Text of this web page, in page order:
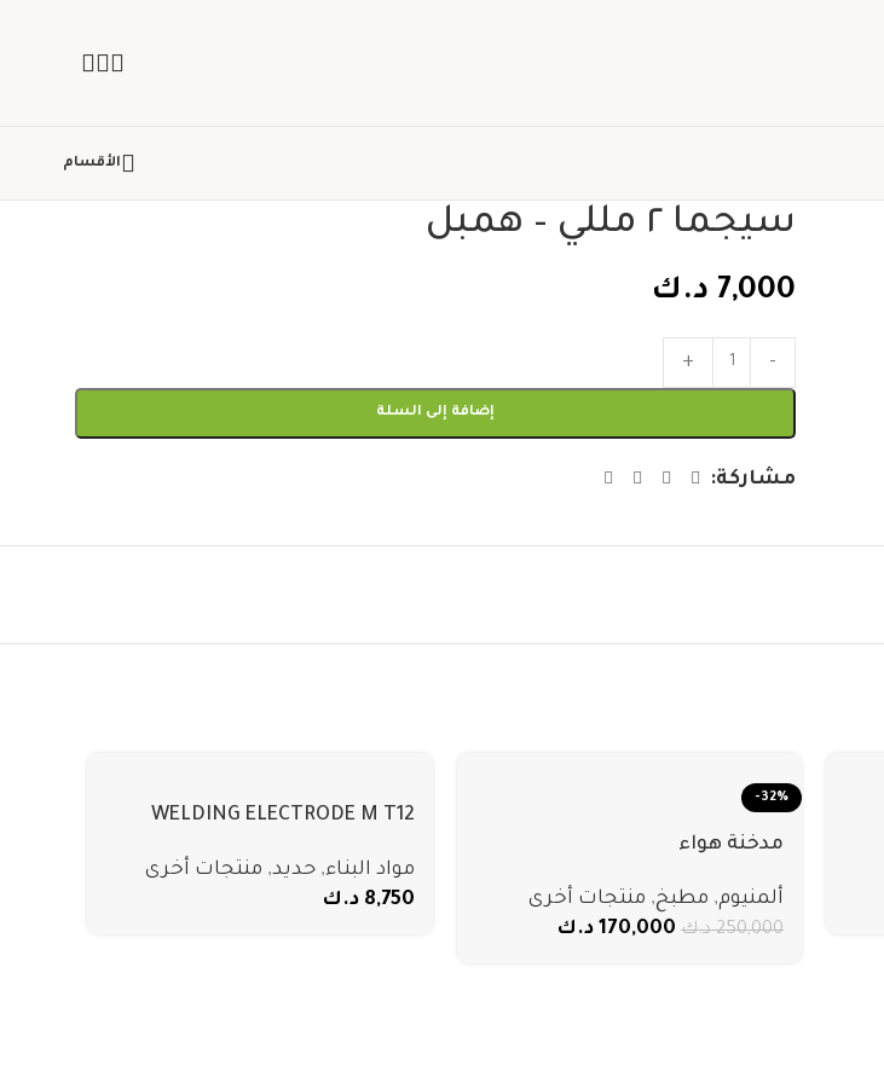
الأقسام
سيجما ٢ مللي – همبل
7,000 د.ك
إضافة إلى السلة
مشاركة:
-32%
مدخنة هواء
ألمنيوم, مطبخ, منتجات أخرى
250,000 د.ك 170,000 د.ك
WELDING ELECTRODE M T12
مواد البناء, حديد, منتجات أخرى
8,750 د.ك